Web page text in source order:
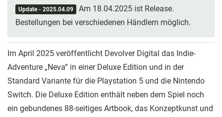
Update - 2025.04.09
Am 18.04.2025 ist Release.
Bestellungen bei verschiedenen Händlern möglich.
Im April 2025 veröffentlicht Devolver Digital das Indie-
Adventure „Neva“ in einer Deluxe Edition und in der
Standard Variante für die Playstation 5 und die Nintendo
Switch. Die Deluxe Edition enthält neben dem Spiel noch
ein gebundenes 88-seitiges Artbook, das Konzeptkunst und